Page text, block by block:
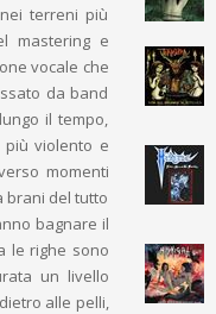
terreni più
mastering e
vocale che
da band
il tempo,
più violento e
momenti
brani del tutto
bagnare il
le righe sono
un livello
alle pelli,